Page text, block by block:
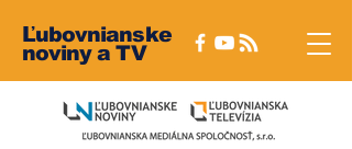
Ľubovnianske
noviny a TV